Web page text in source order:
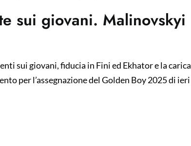
sui giovani. Malinovskyi
sui giovani, fiducia in Fini ed Ekhator e la carica
per l’assegnazione del Golden Boy 2025 di ieri